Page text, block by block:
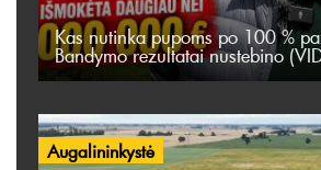
Kas nutinka pupoms po 100 %
Bandymo rezultatai nustebino
Augalininkystė